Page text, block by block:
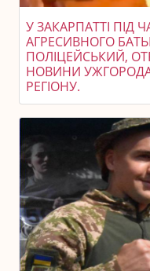
У ЗАКАРПАТТІ ПІД
АГРЕСИВНОГО
ПОЛІЦЕЙСЬКИЙ,
НОВИНИ
РЕГІОНУ.